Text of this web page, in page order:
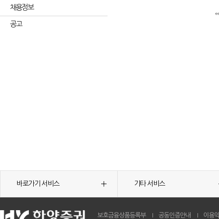
채용정보
공고
바로가기 서비스 기타 서비스
보호금융상품등록부 공동인증안내 이용